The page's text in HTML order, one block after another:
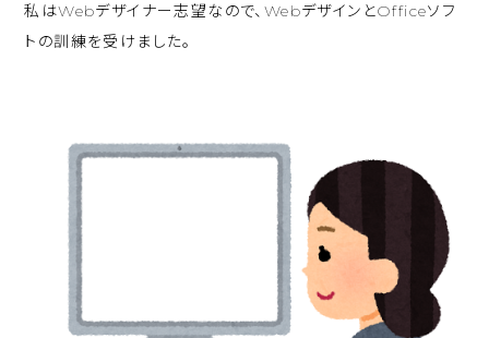
私はWebデザイナー志望なので、WebデザインとOfficeソフ
トの訓練を受けました。